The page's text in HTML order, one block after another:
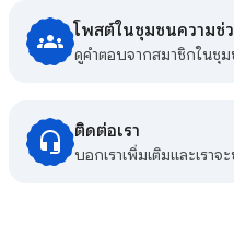
โพสต์ในชุมชนความช่
ดูคําตอบจากสมาชิกในชุ
ติดต่อเรา
บอกเราเพิ่มเติมและเรา